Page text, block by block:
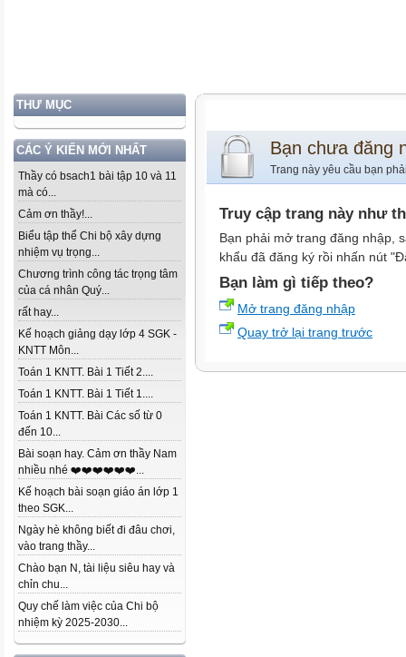
THƯ MỤC
CÁC Ý KIẾN MỚI NHẤT
Thầy có bsach1 bài tập 10 và 11
mà có...
Cảm ơn thầy!...
Biểu tập thể Chi bộ xây dựng
nhiệm vụ trọng...
Chương trình công tác trọng tâm
của cá nhân Quý...
rất hay...
Kế hoạch giảng dạy lớp 4 SGK -
KNTT Môn...
Toán 1 KNTT. Bài 1 Tiết 2....
Toán 1 KNTT. Bài 1 Tiết 1....
Toán 1 KNTT. Bài Các số từ 0
đến 10...
Bài soạn hay. Cảm ơn thầy Nam
nhiều nhé ❤️❤️❤️❤️❤️❤️...
Kế hoạch bài soạn giáo án lớp 1
theo SGK...
Ngày hè không biết đi đâu chơi,
vào trang thầy...
Chào bạn N, tài liệu siêu hay và
chỉn chu...
Quy chế làm việc của Chi bộ
nhiệm kỳ 2025-2030...
Bạn chưa đăng
Trang này yêu cầu bạn
Truy cập trang này như
Bạn phải mở trang đăng nhập,
khẩu đã đăng ký rồi nhấn nút
Bạn làm gì tiếp theo?
Mở trang đăng nhập
Quay trở lại trang trước